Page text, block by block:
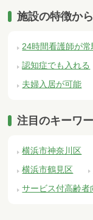
施設の特徴か
24時間看護師が常
認知症でも入れる
夫婦入居が可能
注目のキーワ
横浜市神奈川区
横浜市鶴見区
サービス付高齢者